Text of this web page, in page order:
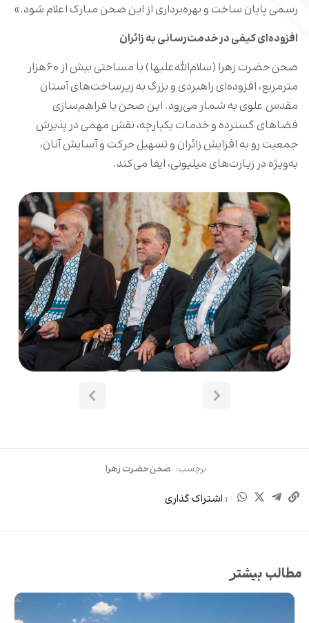
رسمی پایان ساخت و بهره‌برداری از این صحن مبارک اعلام شود.»
افزوده‌ای کیفی در خدمت‌رسانی به زائران
صحن حضرت زهرا (سلام‌الله‌علیها) با مساحتی بیش از ۶۰هزار
مترمربع، افزوده‌ای راهبردی و بزرگ به زیرساخت‌های آستان
مقدس علوی به ‌شمار می‌رود. این صحن با فراهم‌سازی
فضاهای گسترده و خدمات یکپارچه، نقش مهمی در پذیرش
جمعیت رو به افزایش زائران و تسهیل حرکت و آسایش آنان،
به‌ویژه در زیارت‌های میلیونی، ایفا می‌کند.
برچسب: صحن حضرت زهرا
: اشتراک گذاری
مطالب بیشتر